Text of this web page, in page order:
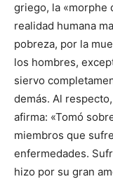
griego, la «morphe
realidad humana
pobreza, por la
los hombres,
siervo
demás. Al
afirma: «Tomó
miembros que
enfermedades.
hizo por su gran